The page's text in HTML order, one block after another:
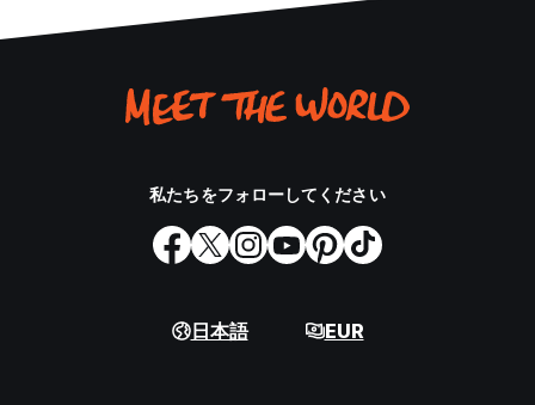
私たちをフォローしてください
日本語 EUR